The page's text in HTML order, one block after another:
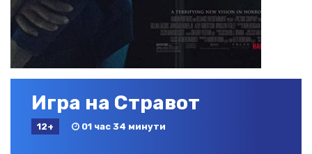
Игра на Стравот
12+ 01 час 34 минути